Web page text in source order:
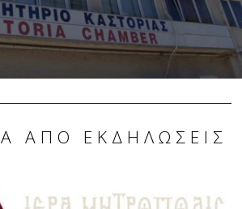
ΑΠΌ ΕΚΔΗΛΏΣΕΙΣ